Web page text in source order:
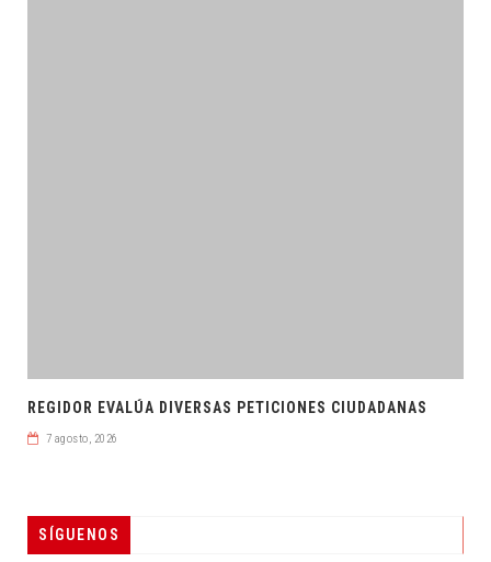
REGIDOR EVALÚA DIVERSAS PETICIONES CIUDADANAS
7 agosto, 2026
SÍGUENOS